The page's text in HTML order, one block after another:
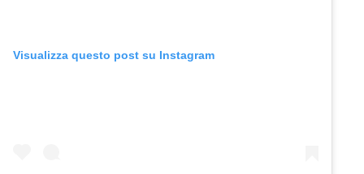
Visualizza questo post su Instagram